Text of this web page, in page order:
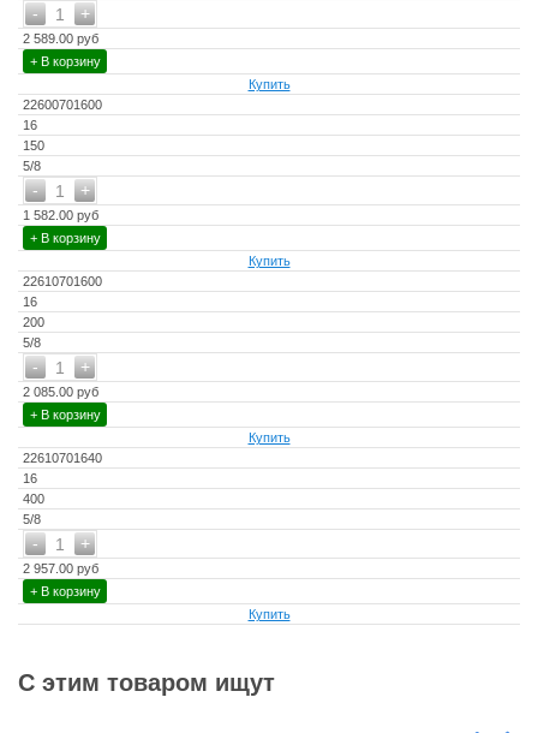
+
- 1
2 589.00 руб
+ В корзину
Купить
22600701600
16
150
5/8
+
- 1
1 582.00 руб
+ В корзину
Купить
22610701600
16
200
5/8
+
- 1
2 085.00 руб
+ В корзину
Купить
22610701640
16
400
5/8
+
- 1
2 957.00 руб
+ В корзину
Купить
С этим товаром ищут